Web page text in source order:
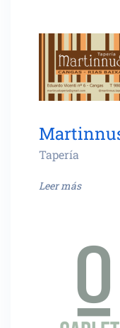
Tapería
Leer más